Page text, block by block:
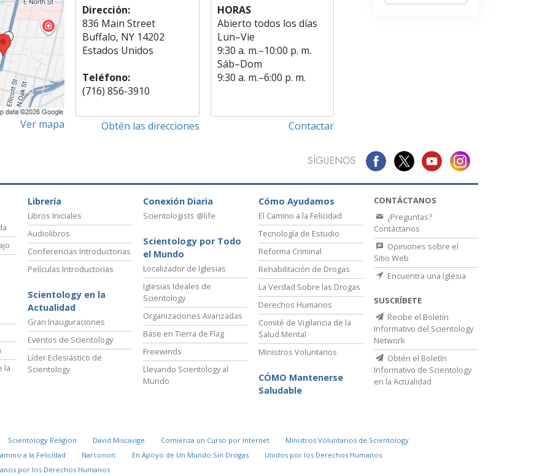
Ver mapa
Dirección:
836 Main Street
Buffalo, NY 14202
Estados Unidos
Teléfono:
(716) 856-3910
Obtén las direcciones
HORAS
Abierto todos los días
Lun–Vie
9:30 a. m.–10:00 p. m.
Sáb–Dom
9:30 a. m.–6:00 p. m.
Contactar
SÍGUENOS
la
Librería
Libros Iniciales
Audiolibros
Conferencias Introductorias
Películas Introductorias
Scientology en la
Actualidad
Gran Inauguraciones
Eventos de Scientology
Líder Eclesiástico de
Scientology
Conexión Diaria
Scientologists @life
Scientology por Todo
el Mundo
Localizador de Iglesias
Iglesias Ideales de
Scientology
Organizaciones Avanzadas
Base en Tierra de Flag
Freewinds
Llevando Scientology al
Mundo
Cómo Ayudamos
El Camino a la Felicidad
Tecnología de Estudio
Reforma Criminal
Rehabilitación de Drogas
La Verdad Sobre las Drogas
Derechos Humanos
Comité de Vigilancia de la
Salud Mental
Ministros Voluntarios
CÓMO Mantenerse
Saludable
CONTÁCTANOS
¿Preguntas?
Contáctanos
Opiniones sobre el
Sitio Web
Encuentra una Iglesia
SUSCRÍBETE
Recibe el Boletín
Informativo del Scientology
Network
Obtén el Boletín
Informativo de Scientology
en la Actualidad
Scientology Religion David Miscavige Comienza un Curso por Internet
Ministros Voluntarios de Scientology
a la Felicidad
Narconon En Apoyo de Un Mundo Sin Drogas
Unidos por los Derechos Humanos
por los Derechos Humanos